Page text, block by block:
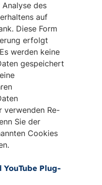
des
auf
Diese Form
erfolgt
werden keine
gespeichert
verwenden Re-
Sie der
Cookies
YouTube Plug-